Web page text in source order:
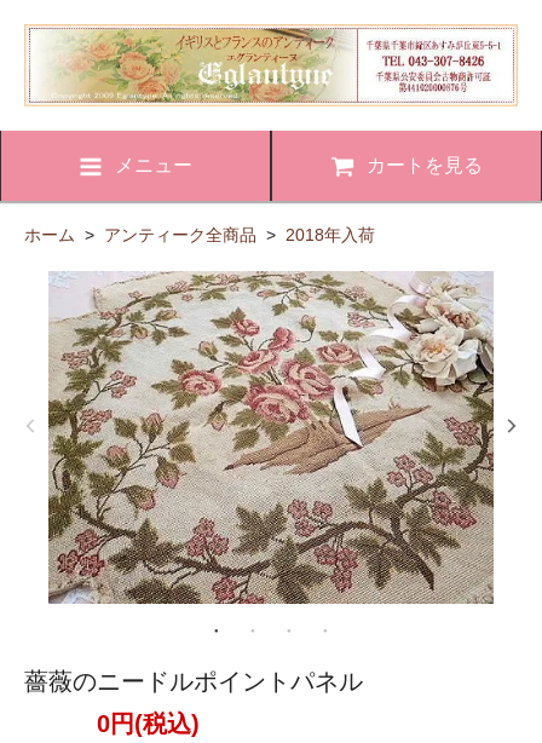
メニュー カートを見る
ホーム > アンティーク全商品 > 2018年入荷
薔薇のニードルポイントパネル
0円(税込)